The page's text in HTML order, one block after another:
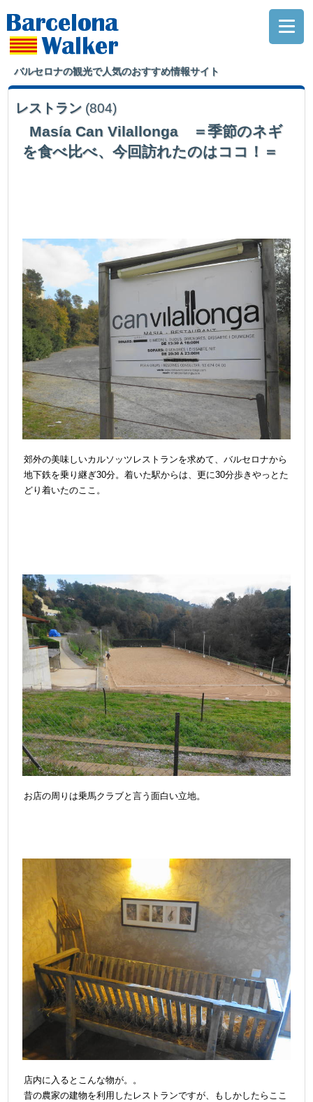
バルセロナの観光で人気のおすすめ情報サイト
レストラン (804)
Masía Can Vilallonga ＝季節のネギ
を食べ比べ、今回訪れたのはココ！＝
郊外の美味しいカルソッツレストランを求めて、バルセロナから
地下鉄を乗り継ぎ30分。着いた駅からは、更に30分歩きやっとた
どり着いたのここ。
お店の周りは乗馬クラブと言う面白い立地。
店内に入るとこんな物が。。
昔の農家の建物を利用したレストランですが、もしかしたらここ